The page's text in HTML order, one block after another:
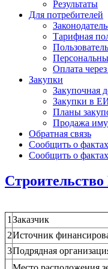
Результаты
Для потребителей
Тарифная
Оплата
Закупки
Закупочная
Закупки в
Планы
Продажа
Обратная связь
Сообщить о
Сообщить о
1 Заказчик
2Источник
3Подрядная